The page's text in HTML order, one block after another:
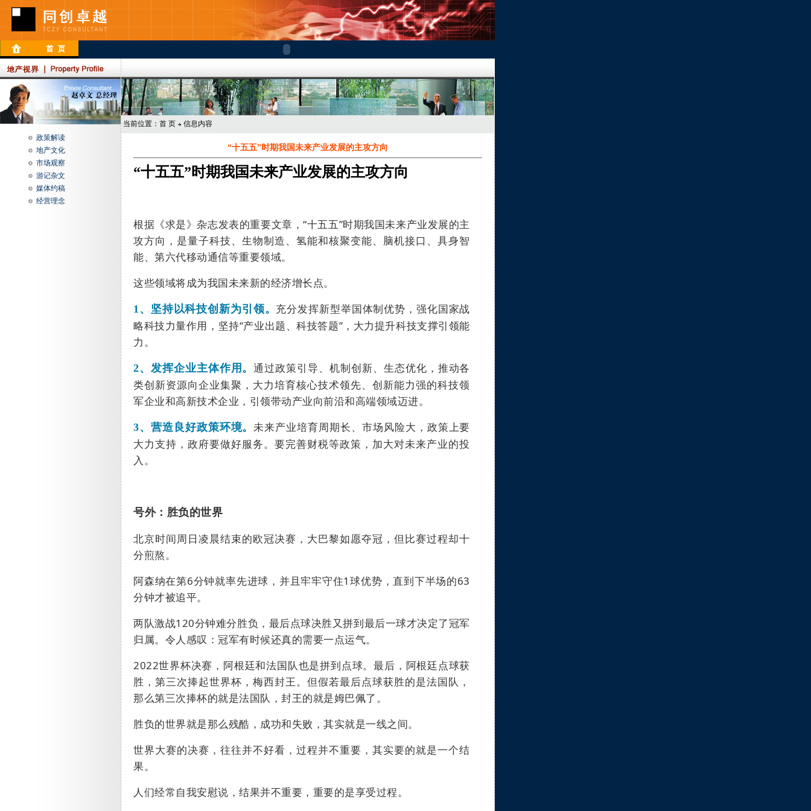
政策解读
地产文化
市场观察
游记杂文
媒体约稿
经营理念
当前位置： 首 页 信息内容
“十五五”时期我国未来产业发展的主攻方向
“十五五”时期我国未来产业发展的主攻方向
根据《求是》杂志发表的重要文章，“十五五”时期我国未来产业发展的主
攻方向，是量子科技、生物制造、氢能和核聚变能、脑机接口、具身智
能、第六代移动通信等重要领域。
这些领域将成为我国未来新的经济增长点。
1、 坚持以科技创新为引领。 充分发挥新型举国体制优势，强化国家战
略科技力量作用，坚持“产业出题、科技答题”，大力提升科技支撑引领能
力。
2、 发挥企业主体作用。通过政策引导、机制创新、生态优化，推动各
类创新资源向企业集聚，大力培育核心技术领先、创新能力强的科技领
军企业和高新技术企业，引领带动产业向前沿和高端领域迈进。
3、 营造良好政策环境。未来产业培育周期长、市场风险大，政策上要
大力支持，政府要做好服务。要完善财税等政策，加大对未来产业的投
入。
号外：胜负的世界
北京时间周日凌晨结束的欧冠决赛，大巴黎如愿夺冠，但比赛过程却十
分煎熬。
阿森纳在第6分钟就率先进球，并且牢牢守住1 球优势，直到下半场的63
分钟才被追平。
两队激战120分钟难分胜负，最后点球决胜又拼到最后一球才决定了冠军
归属。令人感叹：冠军有时候还真的需要一点运气。
2022世界杯决赛，阿根廷和法国队也是拼到点球。最后，阿根廷点球获
胜，第三次捧起世界杯，梅西封王。但假若最后点球获胜的是法国队，
那么第三次捧杯的就是法国队，封王的就是姆巴佩了。
胜负的世界就是那么残酷，成功和失败，其实就是一线之间。
世界大赛的决赛，往往并不好看，过程并不重要，其实要的就是一个结
果。
人们经常自我安慰说，结果并不重要，重要的是享受过程。